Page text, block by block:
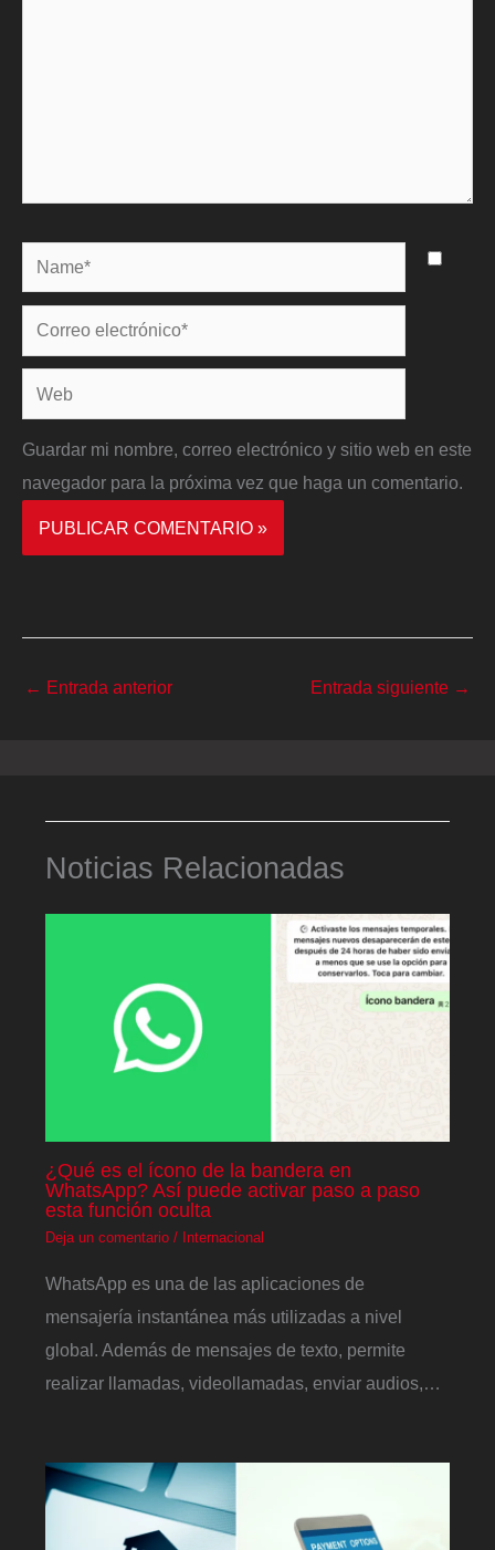
Name*
Correo
electrónico*
Web
Guardar mi nombre, correo electrónico y sitio web en este
navegador para la próxima vez que haga un comentario.
← Entrada anterior Entrada siguiente →
Noticias Relacionadas
¿Qué es el ícono de la bandera en
WhatsApp? Así puede activar paso a paso
esta función oculta
Deja un comentario / Internacional
WhatsApp es una de las aplicaciones de
mensajería instantánea más utilizadas a nivel
global. Además de mensajes de texto, permite
realizar llamadas, videollamadas, enviar audios,…